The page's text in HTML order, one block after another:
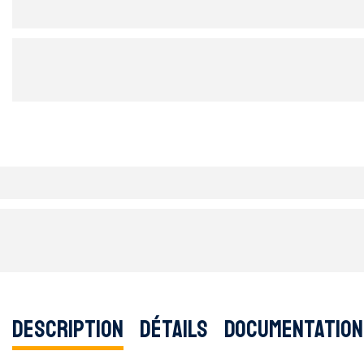
Description Détails Documentation